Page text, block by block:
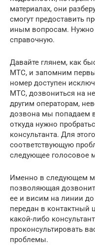
материалах, они
смогут предоставить
иным вопросам. Нужно
справочную.
Давайте глянем, как
МТС, и запомним
номер доступен
МТС, дозвониться на
другим операторам,
дозвона мы попадаем
откуда нужно
консультанта. Для
соответствующую
следующее голосовое
Именно в следующем
позволяющая
ее и висим на линии до
передан в контактный
какой-либо
проконсультировать
проблемы.